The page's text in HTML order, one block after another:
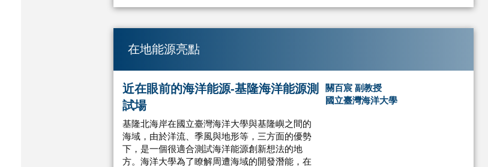
在地能源亮點
近在眼前的海洋能源-基隆海洋能源測
試場
關百宸 副教授
國立臺灣海洋大學
基隆北海岸在國立臺灣海洋大學與基隆嶼之間的
海域，由於洋流、季風與地形等，三方面的優勢
下，是一個很適合測試海洋能源創新想法的地
方。海洋大學為了瞭解周遭海域的開發潛能，在